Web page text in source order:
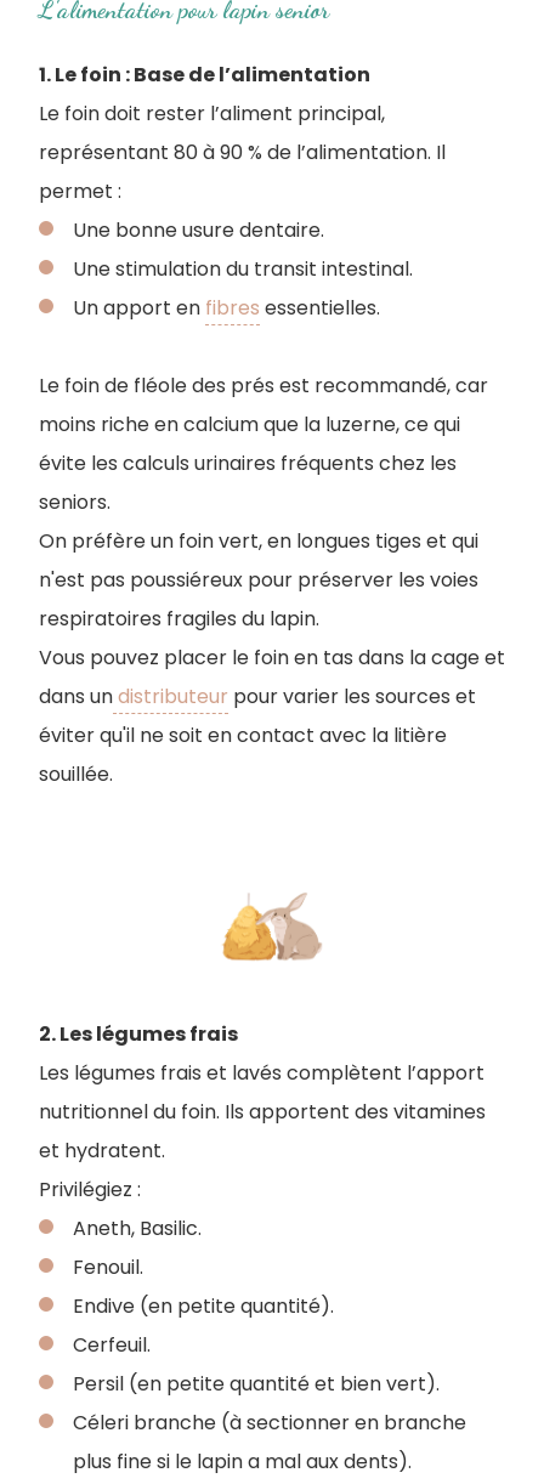
L'alimentation pour lapin senior
1. Le foin : Base de l’alimentation
Le foin doit rester l’aliment principal,
représentant 80 à 90 % de l’alimentation. Il
permet :
Une bonne usure dentaire.
Une stimulation du transit intestinal.
Un apport en fibres essentielles.
Le foin de fléole des prés est recommandé, car
moins riche en calcium que la luzerne, ce qui
évite les calculs urinaires fréquents chez les
seniors.
On préfère un foin vert, en longues tiges et qui
n'est pas poussiéreux pour préserver les voies
respiratoires fragiles du lapin.
Vous pouvez placer le foin en tas dans la cage et
dans undistributeur pour varier les sources et
éviter qu'il ne soit en contact avec la litière
souillée.
2. Les légumes frais
Les légumes frais et lavés complètent l’apport
nutritionnel du foin. Ils apportent des vitamines
et hydratent.
Privilégiez :
Aneth, Basilic.
Fenouil.
Endive (en petite quantité).
Cerfeuil.
Persil (en petite quantité et bien vert).
Céleri branche (à sectionner en branche
plus fine si le lapin a mal aux dents).